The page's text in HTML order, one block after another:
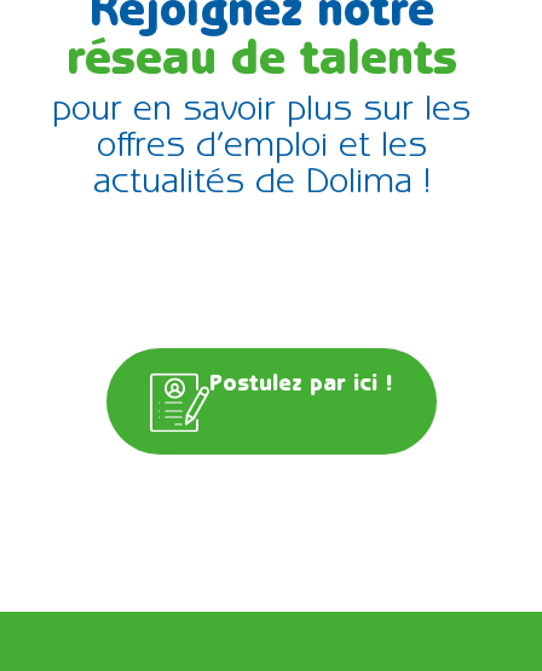
Rejoignez notre
réseau de talents
pour en savoir plus sur les
offres d’emploi et les
actualités de Dolima !
Postulez par ici !